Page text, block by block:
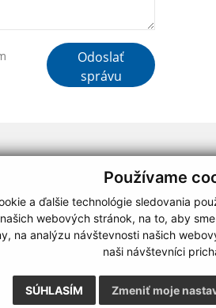
Používame
a ďalšie technológie sledovania
webových stránok, na to, aby
na analýzu návštevnosti našich
naši návštevníci
SÚHLASÍM Zmeniť moje
Odoslať
správu
webdesign|